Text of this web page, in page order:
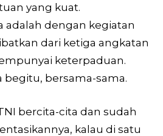
yang kuat.
adalah dengan kegiatan
dari ketiga angkatan
keterpaduan.
begitu, bersama-sama.
bercita-cita dan sudah
kalau di satu